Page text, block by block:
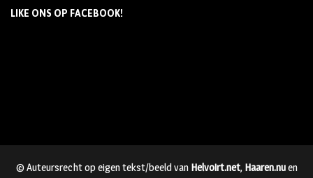
LIKE ONS OP FACEBOOK!
© Auteursrecht op eigen tekst/beeld van Helvoirt.net, Haaren.nuen